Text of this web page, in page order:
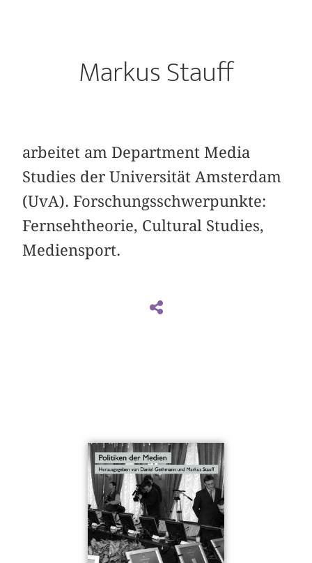
Markus Stauff
arbeitet am Department Media
Studies der Universität Amsterdam
(UvA). Forschungsschwerpunkte:
Fernsehtheorie, Cultural Studies,
Mediensport.